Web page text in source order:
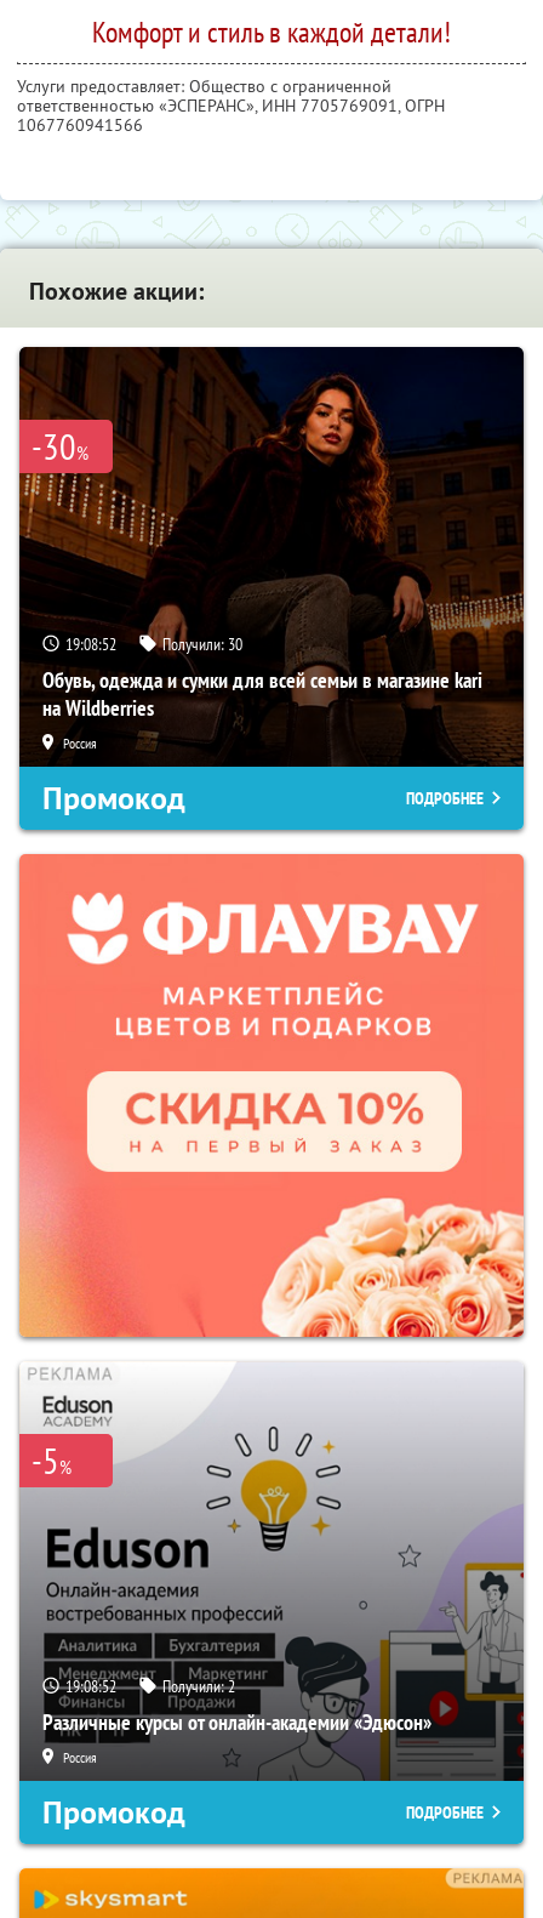
Комфорт и стиль в каждой детали!
Услуги предоставляет: Общество с ограниченной
ответственностью «ЭСПЕРАНС», ИНН 7705769091, ОГРН
1067760941566
Похожие акции:
-30%
19:08:51 Получили: 30
Обувь, одежда и сумки для всей семьи в магазине kari
на Wildberries
Россия
Промокод ПОДРОБНЕЕ
-5%
19:08:51 Получили:2
Различные курсы от онлайн-академии «Эдюсон»
Россия
Промокод ПОДРОБНЕЕ